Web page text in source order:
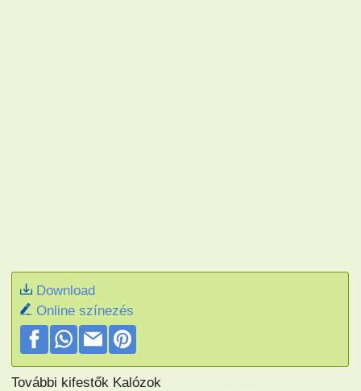
Download
Online színezés
További kifestők Kalózok